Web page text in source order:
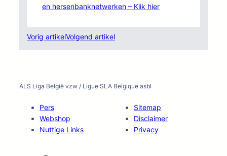
en hersenbanknetwerken – Klik hier
Vorig artikelVolgend artikel
ALS Liga België vzw / Ligue SLA Belgique asbl
Pers
Webshop
Nuttige Links
Sitemap
Disclaimer
Privacy